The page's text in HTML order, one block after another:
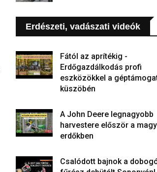
Erdészeti, vadászati videók
Fától az aprítékig -
Erdőgazdálkodás profi
eszközökkel a
küszöbén
A John Deere legnagyobb
harvestere először a
erdőkben
Csalódott bajnok a